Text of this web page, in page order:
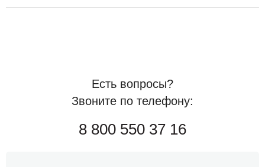
Есть вопросы?
Звоните по телефону:
8 800 550 37 16